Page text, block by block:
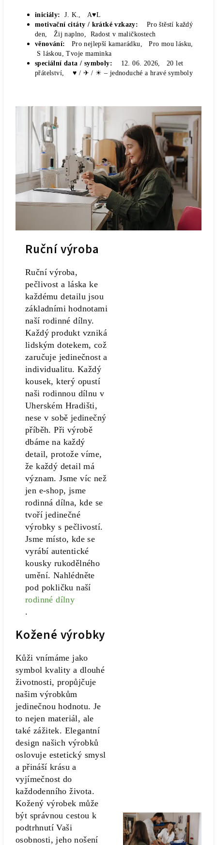
iniciály:J. K., A♥L
motivační citáty / krátké vzkazy:
Pro štěstí každý
den, Žij naplno, Radost v maličkostech
věnování: Pro nejlepší kamarádku, Pro mou lásku,
S láskou, Tvoje maminka
speciální data / symboly: 12. 06. 2026, 20 let
přátelství, ♥ / ✈ / ☀ – jednoduché a hravé symboly
Ruční výroba
Ruční výroba,
pečlivost a láska ke
každému detailu jsou
základními hodnotami
naší rodinné dílny.
Každý produkt vzniká
lidským dotekem, což
zaručuje jedinečnost a
individualitu. Každý
kousek, který opustí
naši rodinnou dílnu v
Uherském Hradišti,
nese v sobě jedinečný
příběh. Při výrobě
dbáme na každý
detail, protože víme,
že každý detail má
význam. Jsme víc než
jen e-shop, jsme
rodinná dílna, kde se
tvoří jedinečné
výrobky s pečlivostí.
Jsme místo, kde se
vyrábí autentické
kousky rukodělného
umění. Nahlédněte
pod pokličku naší
rodinné dílny
.
Kožené výrobky
Kůži vnímáme jako
symbol kvality a dlouhé
životnosti, propůjčuje
našim výrobkům
jedinečnou hodnotu. Je
to nejen materiál, ale
také zážitek. Elegantní
design našich výrobků
oslovuje estetický smysl
a přináší krásu a
vyjímečnost do
každodenního života.
Kožený výrobek může
být správnou cestou k
podtrhnutí Vaši
osobnosti, jeho nošení